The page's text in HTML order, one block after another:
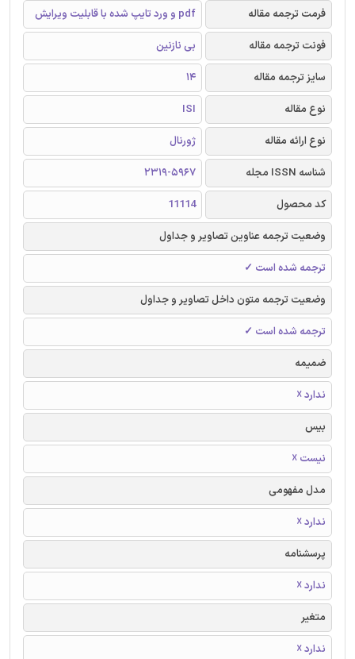
فرمت ترجمه مقاله
pdf و ورد تایپ شده با قابلیت ویرایش
فونت ترجمه مقاله
بی نازنین
سایز ترجمه مقاله
14
نوع مقاله
ISI
نوع ارائه مقاله
ژورنال
شناسه ISSN مجله
2319-5967
کد محصول
11114
وضعیت ترجمه عناوین تصاویر و جداول
ترجمه شده است ✓
وضعیت ترجمه متون داخل تصاویر و جداول
ترجمه شده است ✓
ضمیمه
ندارد ☓
بیس
نیست ☓
مدل مفهومی
ندارد ☓
پرسشنامه
ندارد ☓
متغیر
ندارد ☓